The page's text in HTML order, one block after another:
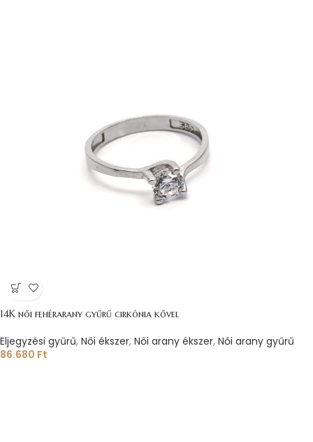
14K női fehérarany gyűrű cirkónia kővel
Eljegyzési gyűrű, Női ékszer, Női arany ékszer, Női arany gyűrű
86.680 Ft